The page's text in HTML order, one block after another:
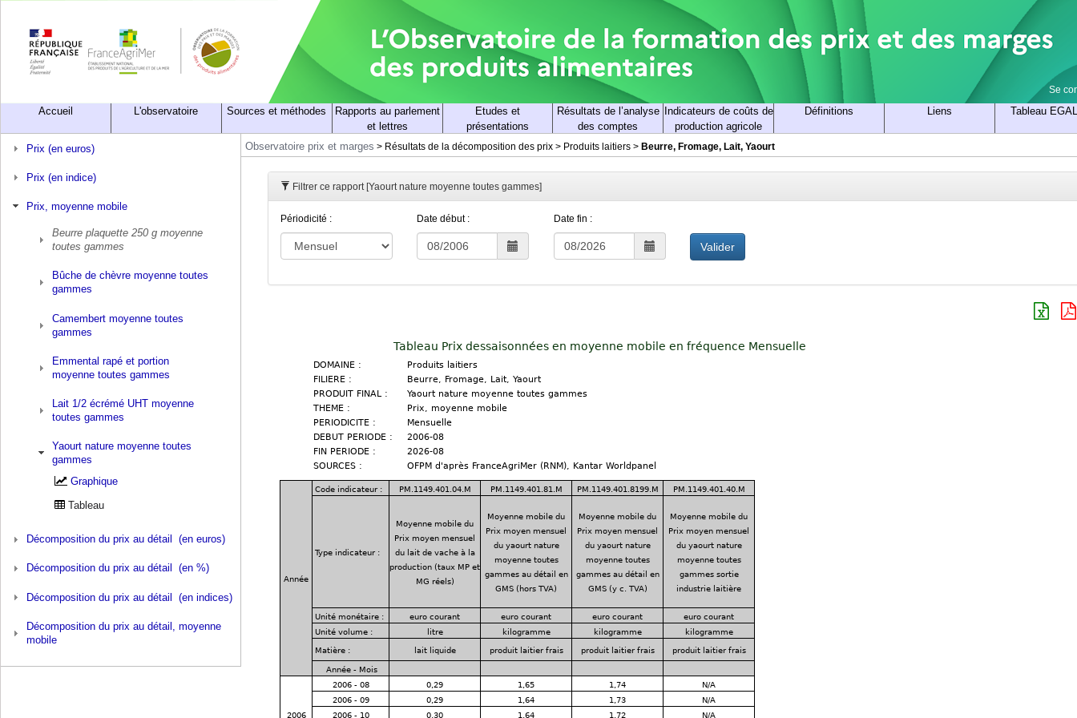
Se
Accueil L'observatoire Sources et méthodes
Rapports au parlement
et lettres
Etudes et
présentations
Résultats de l’analyse
des comptes
Indicateurs de coûts de
production agricole
Définitions Liens Tableau
Prix (en euros)
Prix (en indice)
Prix, moyenne mobile
Beurre plaquette 250 g moyenne
toutes gammes
Bûche de chèvre moyenne toutes
gammes
Camembert moyenne toutes
gammes
Emmental rapé et portion
moyenne toutes gammes
Lait 1/2 écrémé UHT moyenne
toutes gammes
Yaourt nature moyenne toutes
gammes
Graphique
Tableau
Décomposition du prix au détail (en euros)
Décomposition du prix au détail (en %)
Décomposition du prix au détail (en indices)
Décomposition du prix au détail, moyenne
mobile
Observatoire prix et marges > Résultats de la décomposition des prix > Produits laitiers > Beurre, Fromage, Lait, Yaourt
Filtrer ce rapport [Yaourt nature moyenne toutes gammes]
Périodicité : Date début : Date fin :
Valider